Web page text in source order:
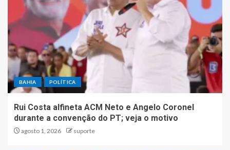
BAHIA POLÍTICA
Rui Costa alfineta ACM Neto e Angelo Coronel
durante a convenção do PT; veja o motivo
agosto 1, 2026 suporte